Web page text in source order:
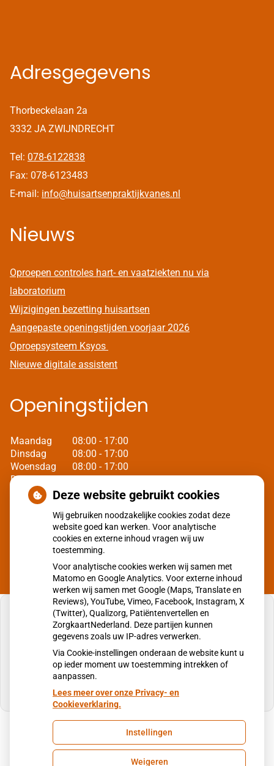
Adresgegevens
Thorbeckelaan 2a
3332 JA ZWIJNDRECHT
Tel: 078-6122838
Fax: 078-6123483
E-mail: info@huisartsenpraktijkvanes.nl
Nieuws
Oproepen controles hart- en vaatziekten nu via
laboratorium
Wijzigingen bezetting huisartsen
Aangepaste openingstijden voorjaar 2026
Oproepsysteem Ksyos
Nieuwe digitale assistent
Openingstijden
Maandag
08:00 - 17:00
Dinsdag
08:00 - 17:00
Woensdag
08:00 - 17:00
Donderdag
08:00 - 17:00
Vrijdag
08:00 - 17:00
Van 10:30 - 11:00 en 12:00 - 13:00 zijn wij in verband met
overleg en pauze alleen geopend voor spoedgevallen.
U heeft geen toestemming gegeven voor
externe inhoud die nodig is om dit te zien.
Cookie-instellingen wijzigen
Uw Zorg Online
Deze website gebruikt cookies
Wij gebruiken noodzakelijke cookies zodat deze
website goed kan werken. Voor analytische
cookies en externe inhoud vragen wij uw
toestemming.
Voor analytische cookies werken wij samen met
Matomo en Google Analytics. Voor externe inhoud
werken wij samen met Google (Maps, Translate en
Reviews), YouTube, Vimeo, Facebook, Instagram, X
(Twitter), Qualizorg, Patiëntenvertellen en
ZorgkaartNederland. Deze partijen kunnen
gegevens zoals uw IP-adres verwerken.
Via Cookie-instellingen onderaan de website kunt u
op ieder moment uw toestemming intrekken of
aanpassen.
Lees meer over onze Privacy- en
Cookieverklaring.
Instellingen
Weigeren